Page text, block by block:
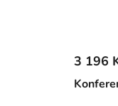
3 196